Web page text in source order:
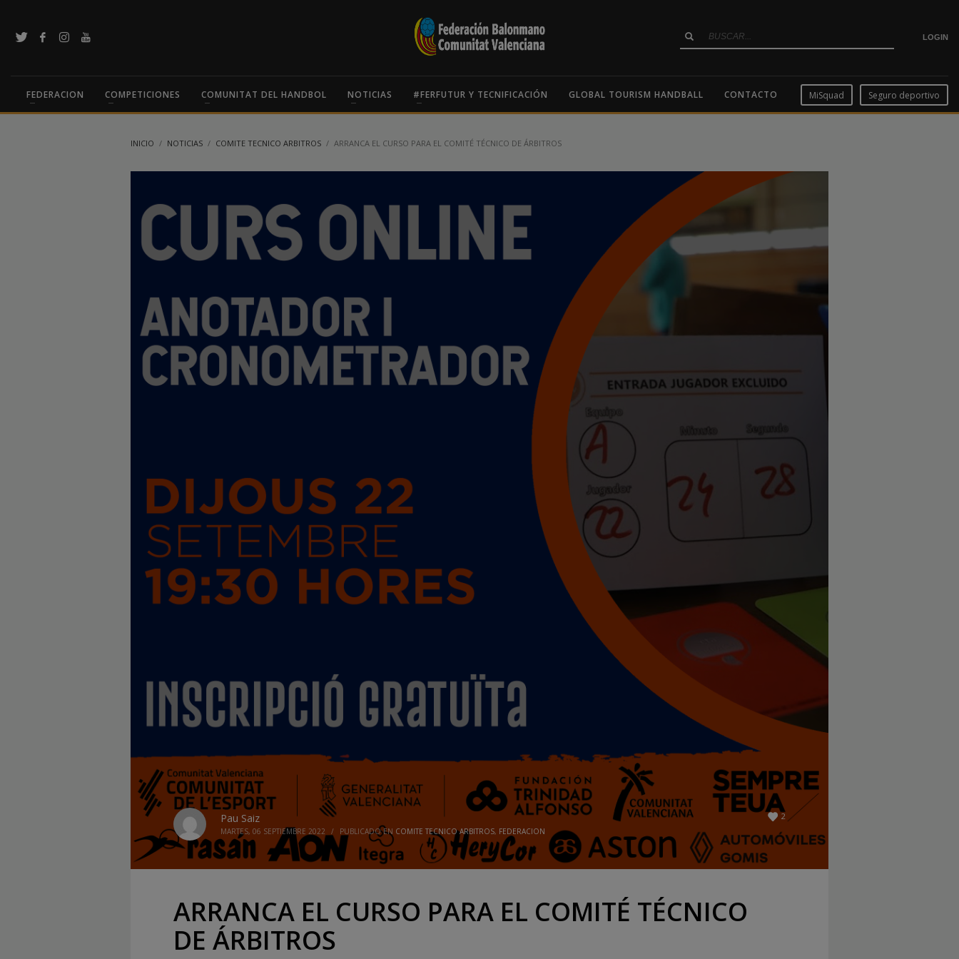
LOGIN
FEDERACION COMPETICIONES COMUNITAT DEL HANDBOL NOTICIAS #FERFUTUR Y TECNIFICACIÓN GLOBAL TOURISM HANDBALL CONTACTO MiSquad Seguro deportivo
INICIO NOTICIAS COMITE TECNICO ARBITROS ARRANCA EL CURSO PARA EL COMITÉ TÉCNICO DE ÁRBITROS
2
Pau Saiz
MARTES, 06 SEPTIEMBRE 2022 / PUBLICADO EN COMITE TECNICO ARBITROS, FEDERACION
ARRANCA EL CURSO PARA EL COMITÉ TÉCNICO
DE ÁRBITROS